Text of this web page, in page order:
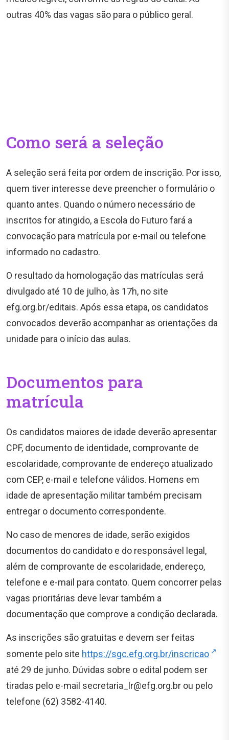
outras 40% das vagas são para o público geral.
Como será a seleção
A seleção será feita por ordem de inscrição. Por isso,
quem tiver interesse deve preencher o formulário o
quanto antes. Quando o número necessário de
inscritos for atingido, a Escola do Futuro fará a
convocação para matrícula por e-mail ou telefone
informado no cadastro.
O resultado da homologação das matrículas será
divulgado até 10 de julho, às 17h, no site
efg.org.br/editais. Após essa etapa, os candidatos
convocados deverão acompanhar as orientações da
unidade para o início das aulas.
Documentos para
matrícula
Os candidatos maiores de idade deverão apresentar
CPF, documento de identidade, comprovante de
escolaridade, comprovante de endereço atualizado
com CEP, e-mail e telefone válidos. Homens em
idade de apresentação militar também precisam
entregar o documento correspondente.
No caso de menores de idade, serão exigidos
documentos do candidato e do responsável legal,
além de comprovante de escolaridade, endereço,
telefone e e-mail para contato. Quem concorrer pelas
vagas prioritárias deve levar também a
documentação que comprove a condição declarada.
As inscrições são gratuitas e devem ser feitas
somente pelo site https://sgc.efg.org.br/inscricao
até 29 de junho. Dúvidas sobre o edital podem ser
tiradas pelo e-mail secretaria_lr@efg.org.br ou pelo
telefone (62) 3582-4140.